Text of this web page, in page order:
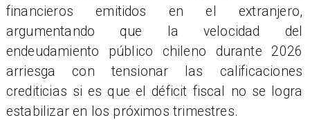
financieros emitidos en el extranjero,
argumentando que la velocidad del
endeudamiento público chileno durante 2026
arriesga con tensionar las calificaciones
crediticias si es que el déficit fiscal no se logra
estabilizar en los próximos trimestres.